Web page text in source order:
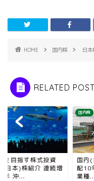
HOME 国内株 日
RELATED POST
を目指す株式投資
(日本)株紹介 連続増
年 沖...
国内株
国内
配10
業種